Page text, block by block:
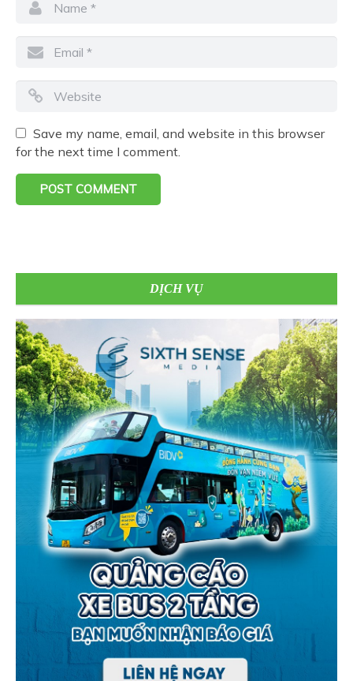
Save my name, email, and website in this browser
for the next time I comment.
DỊCH VỤ